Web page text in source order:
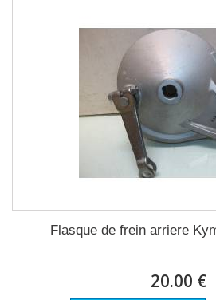
Flasque de frein arriere
20.00 €